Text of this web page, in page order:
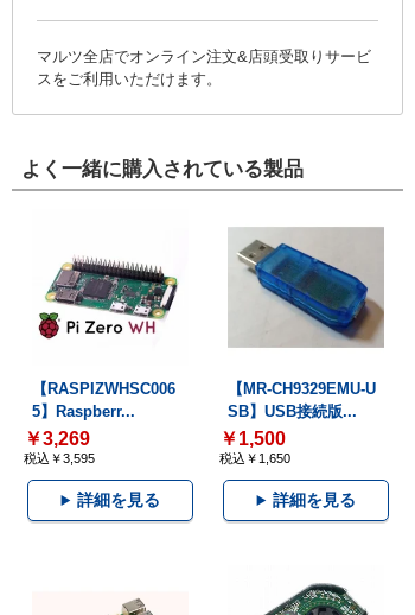
マルツ全店でオンライン注文&店頭受取りサービ
スをご利用いただけます。
よく一緒に購入されている製品
【RASPIZWHSC006
5】Raspberr...
￥3,269
税込￥3,595
詳細を見る
【MR-CH9329EMU-U
SB】USB接続版...
￥1,500
税込￥1,650
詳細を見る